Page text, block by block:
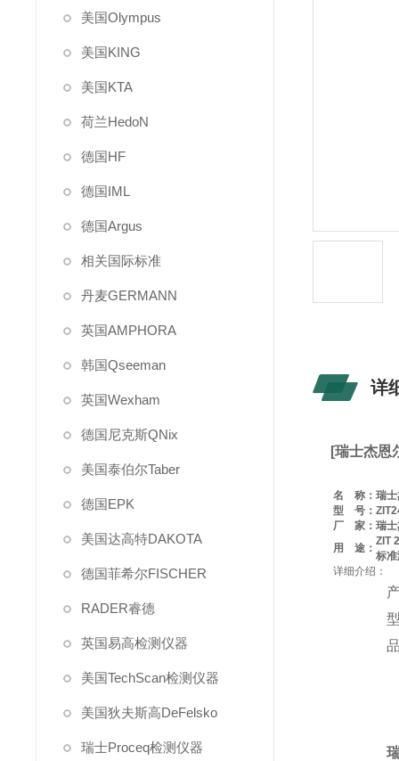
美国Olympus
美国KING
美国KTA
荷兰HedoN
德国HF
德国IML
德国Argus
相关国际标准
丹麦GERMANN
英国AMPHORA
韩国Qseeman
英国Wexham
德国尼克斯QNix
美国泰伯尔Taber
德国EPK
美国达高特DAKOTA
德国菲希尔FISCHER
RADER睿德
英国易高检测仪器
美国TechScan检测仪器
美国狄夫斯高DeFelsko
瑞士Proceq检测仪器
详
[瑞士杰恩
名 称：瑞
型 号：
厂 家：瑞
用 途：
ZIT
标
详细介绍：